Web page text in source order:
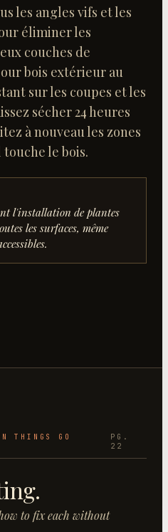
les angles vifs et les
éliminer les
couches de
bois extérieur au
sur les coupes et les
sécher 24 heures
à nouveau les zones
le bois.
l'installation de plantes
les surfaces, même
THINGS GO
PG.
22
to fix each without